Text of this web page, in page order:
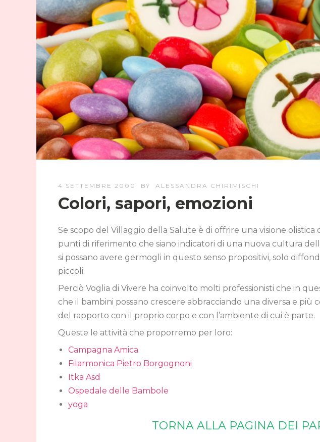
4 SETTEMBRE 2000 BY ALESSANDRA CHIRIMISCHI
Colori, sapori, emozioni
Se scopo del Villaggio della Salute è di offrire una visione olistica
punti di riferimento che siano indicatori di una nuova cultura
si possano avere germogli in questo senso propositivi, solo
piccoli.
Perciò Voglia di Vivere ha coinvolto molti professionisti che in
che il bambini possano crescere abbracciando una diversa e più
del rapporto con il proprio corpo e con l’ambiente di cui è parte.
Queste le attività che proporremo per loro:
Campagna Amica
Filarmonica Pietro Borgognoni
Itka Asd
Ospedale delle Bambole
yoga
TORNA ALLA PAGINA DEI